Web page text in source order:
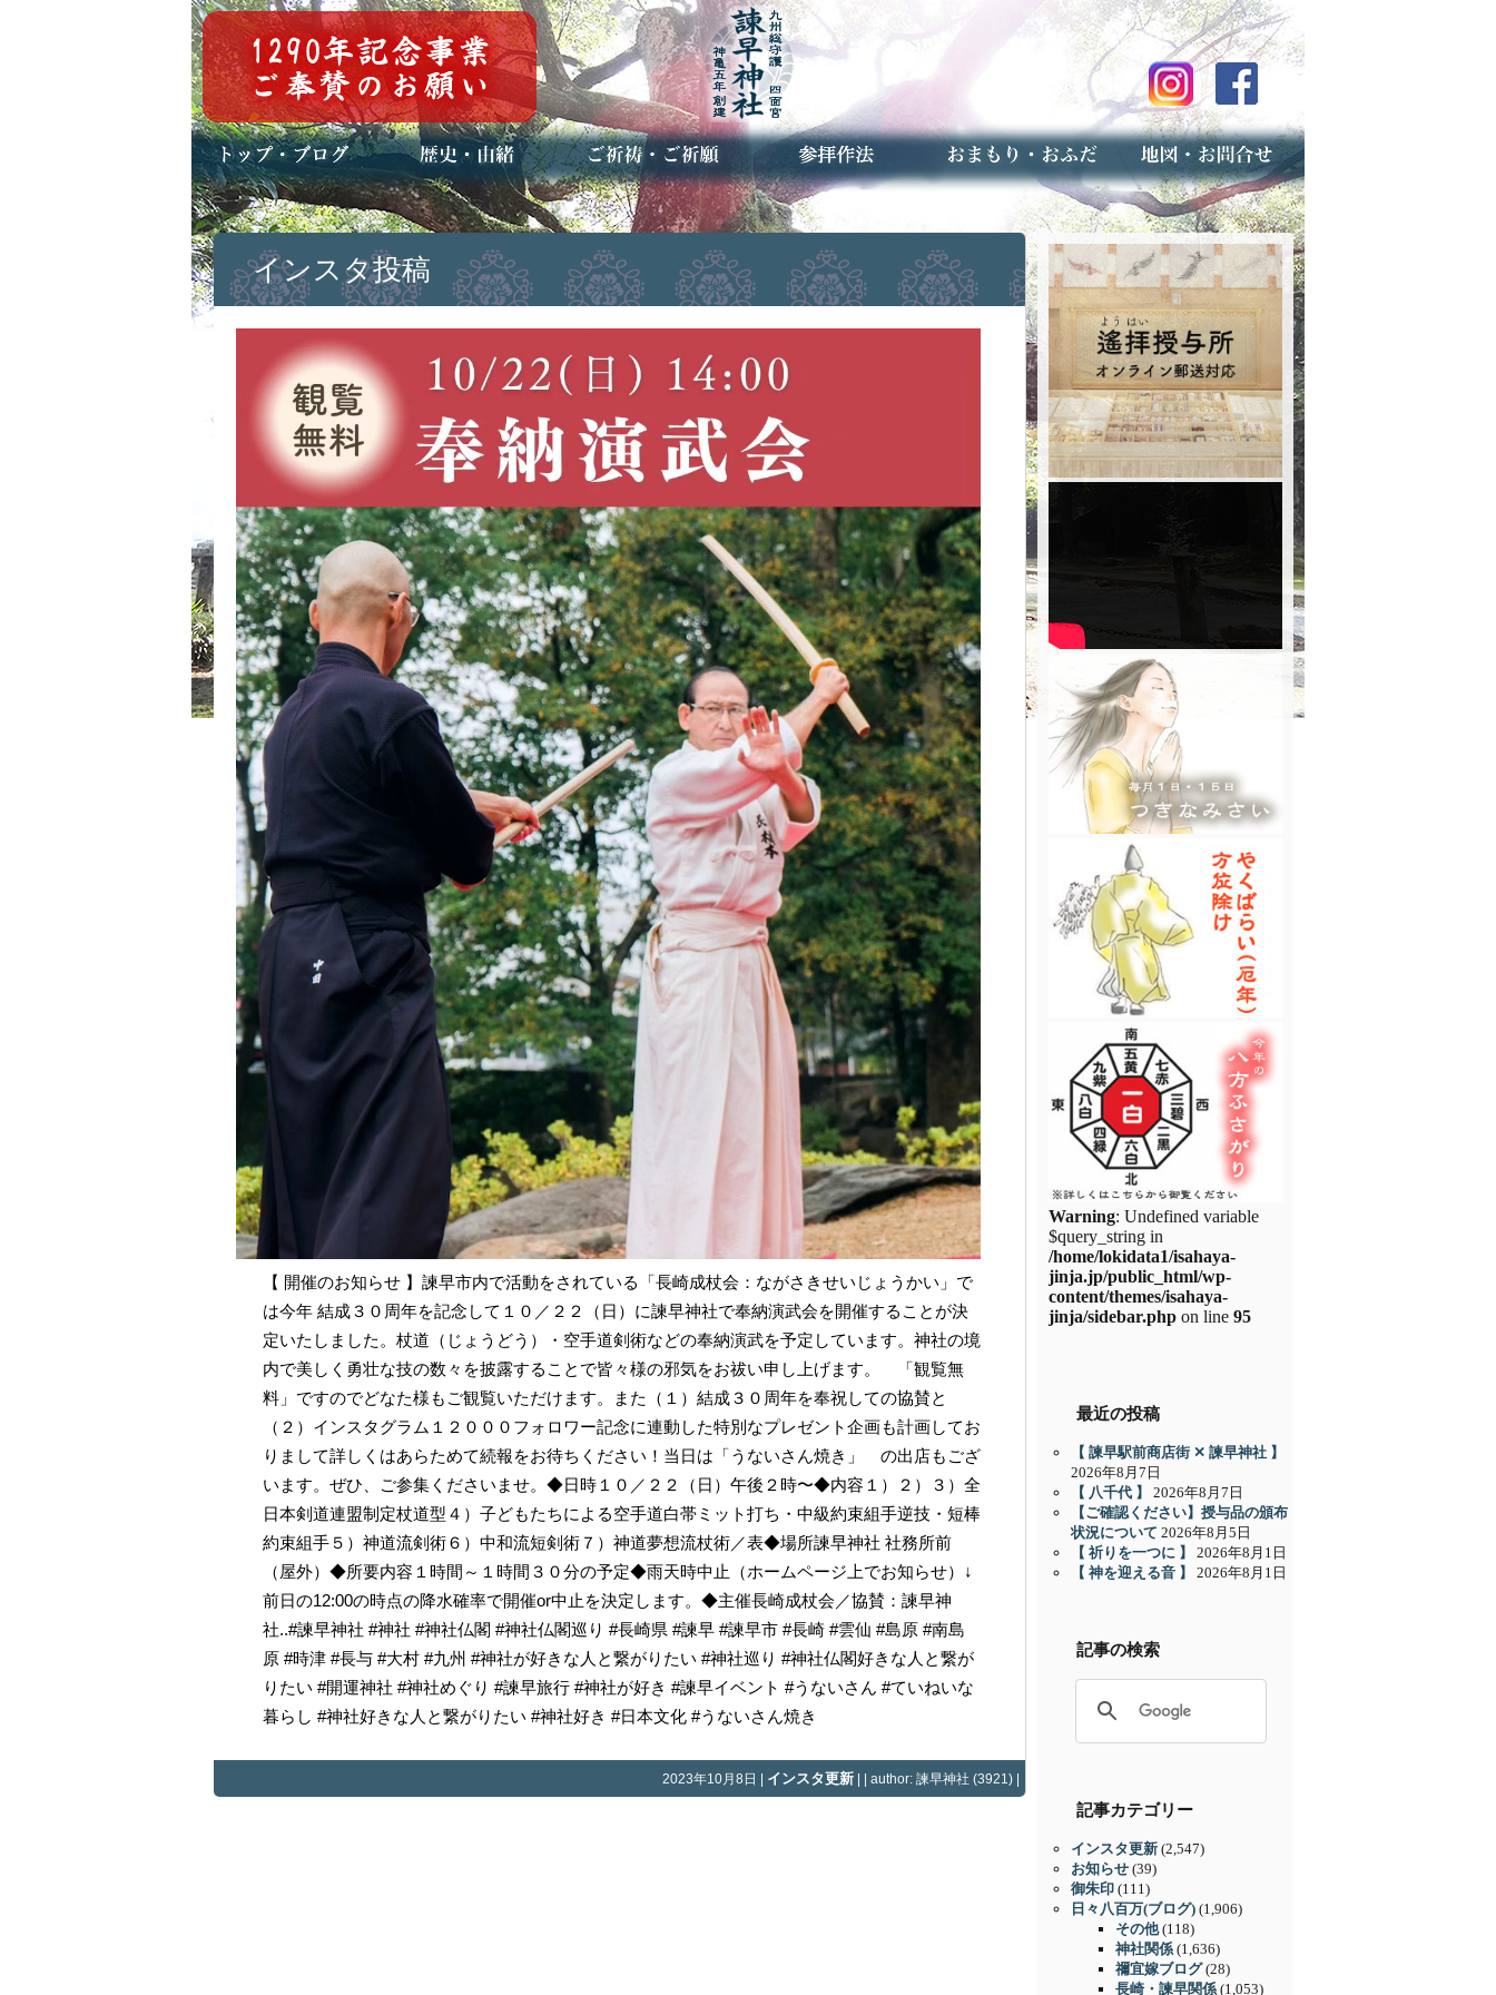
トップページ
ブログ(日々八百万)
お知らせ一覧 歴史・ご祭神
年中行事
メディア掲載 ご祈祷・ご祈願とは
安産祈願
初宮参り
七五三詣
長寿のお祝い
神前結婚式
厄祓い・方位除け
車のお祓い
地鎮祭
神葬祭（神式の葬儀） 神社とは
お参りの作法 授与品のご案内
お焚き上げ（古いお守りのお取り扱い）
アクセスマップ
予約者専用フォーム（事前受付）
インスタ投稿
【 開催のお知らせ 】諫早市内で活動をされている「長崎成杖会：ながさきせいじょうかい」で
は今年 結成３０周年を記念して１０／２２（日）に諫早神社で奉納演武会を開催することが決
定いたしました。杖道（じょうどう）・空手道剣術などの奉納演武を予定しています。神社の境
内で美しく勇壮な技の数々を披露することで皆々様の邪気をお祓い申し上げます。 「観覧無
料」ですのでどなた様もご観覧いただけます。また（１）結成３０周年を奉祝しての協賛と
（２）インスタグラム１２０００フォロワー記念に連動した特別なプレゼント企画も計画してお
りまして詳しくはあらためて続報をお待ちください！当日は「うないさん焼き」 の出店もござ
います。ぜひ、ご参集くださいませ。◆日時１０／２２（日）午後２時〜◆内容１）２）３）全
日本剣道連盟制定杖道型４）子どもたちによる空手道白帯ミット打ち・中級約束組手逆技・短棒
約束組手５）神道流剣術６）中和流短剣術７）神道夢想流杖術／表◆場所諫早神社 社務所前
（屋外）◆所要内容１時間～１時間３０分の予定◆雨天時中止（ホームページ上でお知らせ）↓
前日の12:00の時点の降水確率で開催or中止を決定します。◆主催長崎成杖会／協賛：諫早神
社..#諫早神社 #神社 #神社仏閣 #神社仏閣巡り #長崎県 #諫早 #諫早市 #長崎 #雲仙 #島原 #南島
原 #時津 #長与 #大村 #九州 #神社が好きな人と繋がりたい #神社巡り #神社仏閣好きな人と繋が
りたい #開運神社 #神社めぐり #諫早旅行 #神社が好き #諫早イベント #うないさん #ていねいな
暮らし #神社好きな人と繋がりたい #神社好き #日本文化 #うないさん焼き
2023年10月8日 | インスタ更新 | | author: 諫早神社 (3921) |
Warning: Undefined variable
$query_string in
/home/lokidata1/isahaya-
jinja.jp/public_html/wp-
content/themes/isahaya-
jinja/sidebar.php on line 95
最近の投稿
【 諫早駅前商店街 ✕ 諫早神社 】
2026年8月7日
【 八千代 】
2026年8月7日
【ご確認ください】授与品の頒布
状況について 2026年8月5日
【 祈りを一つに 】
2026年8月1日
【 神を迎える音 】
2026年8月1日
記事の検索
記事カテゴリー
インスタ更新 (2,547)
お知らせ (39)
御朱印 (111)
日々八百万(ブログ) (1,906)
その他(118)
神社関係 (1,636)
禰宜嫁ブログ(28)
長崎・諫早関係 (1,053)